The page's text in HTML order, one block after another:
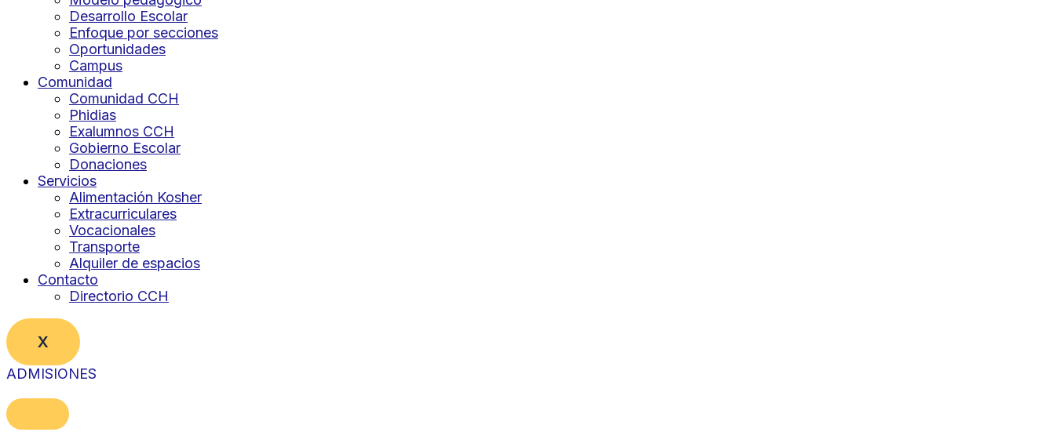
Desarrollo Escolar
Enfoque por secciones
Oportunidades
Campus
Comunidad
Comunidad CCH
Phidias
Exalumnos CCH
Gobierno Escolar
Donaciones
Servicios
Alimentación Kosher
Extracurriculares
Vocacionales
Transporte
Alquiler de espacios
Contacto
Directorio CCH
X
ADMISIONES